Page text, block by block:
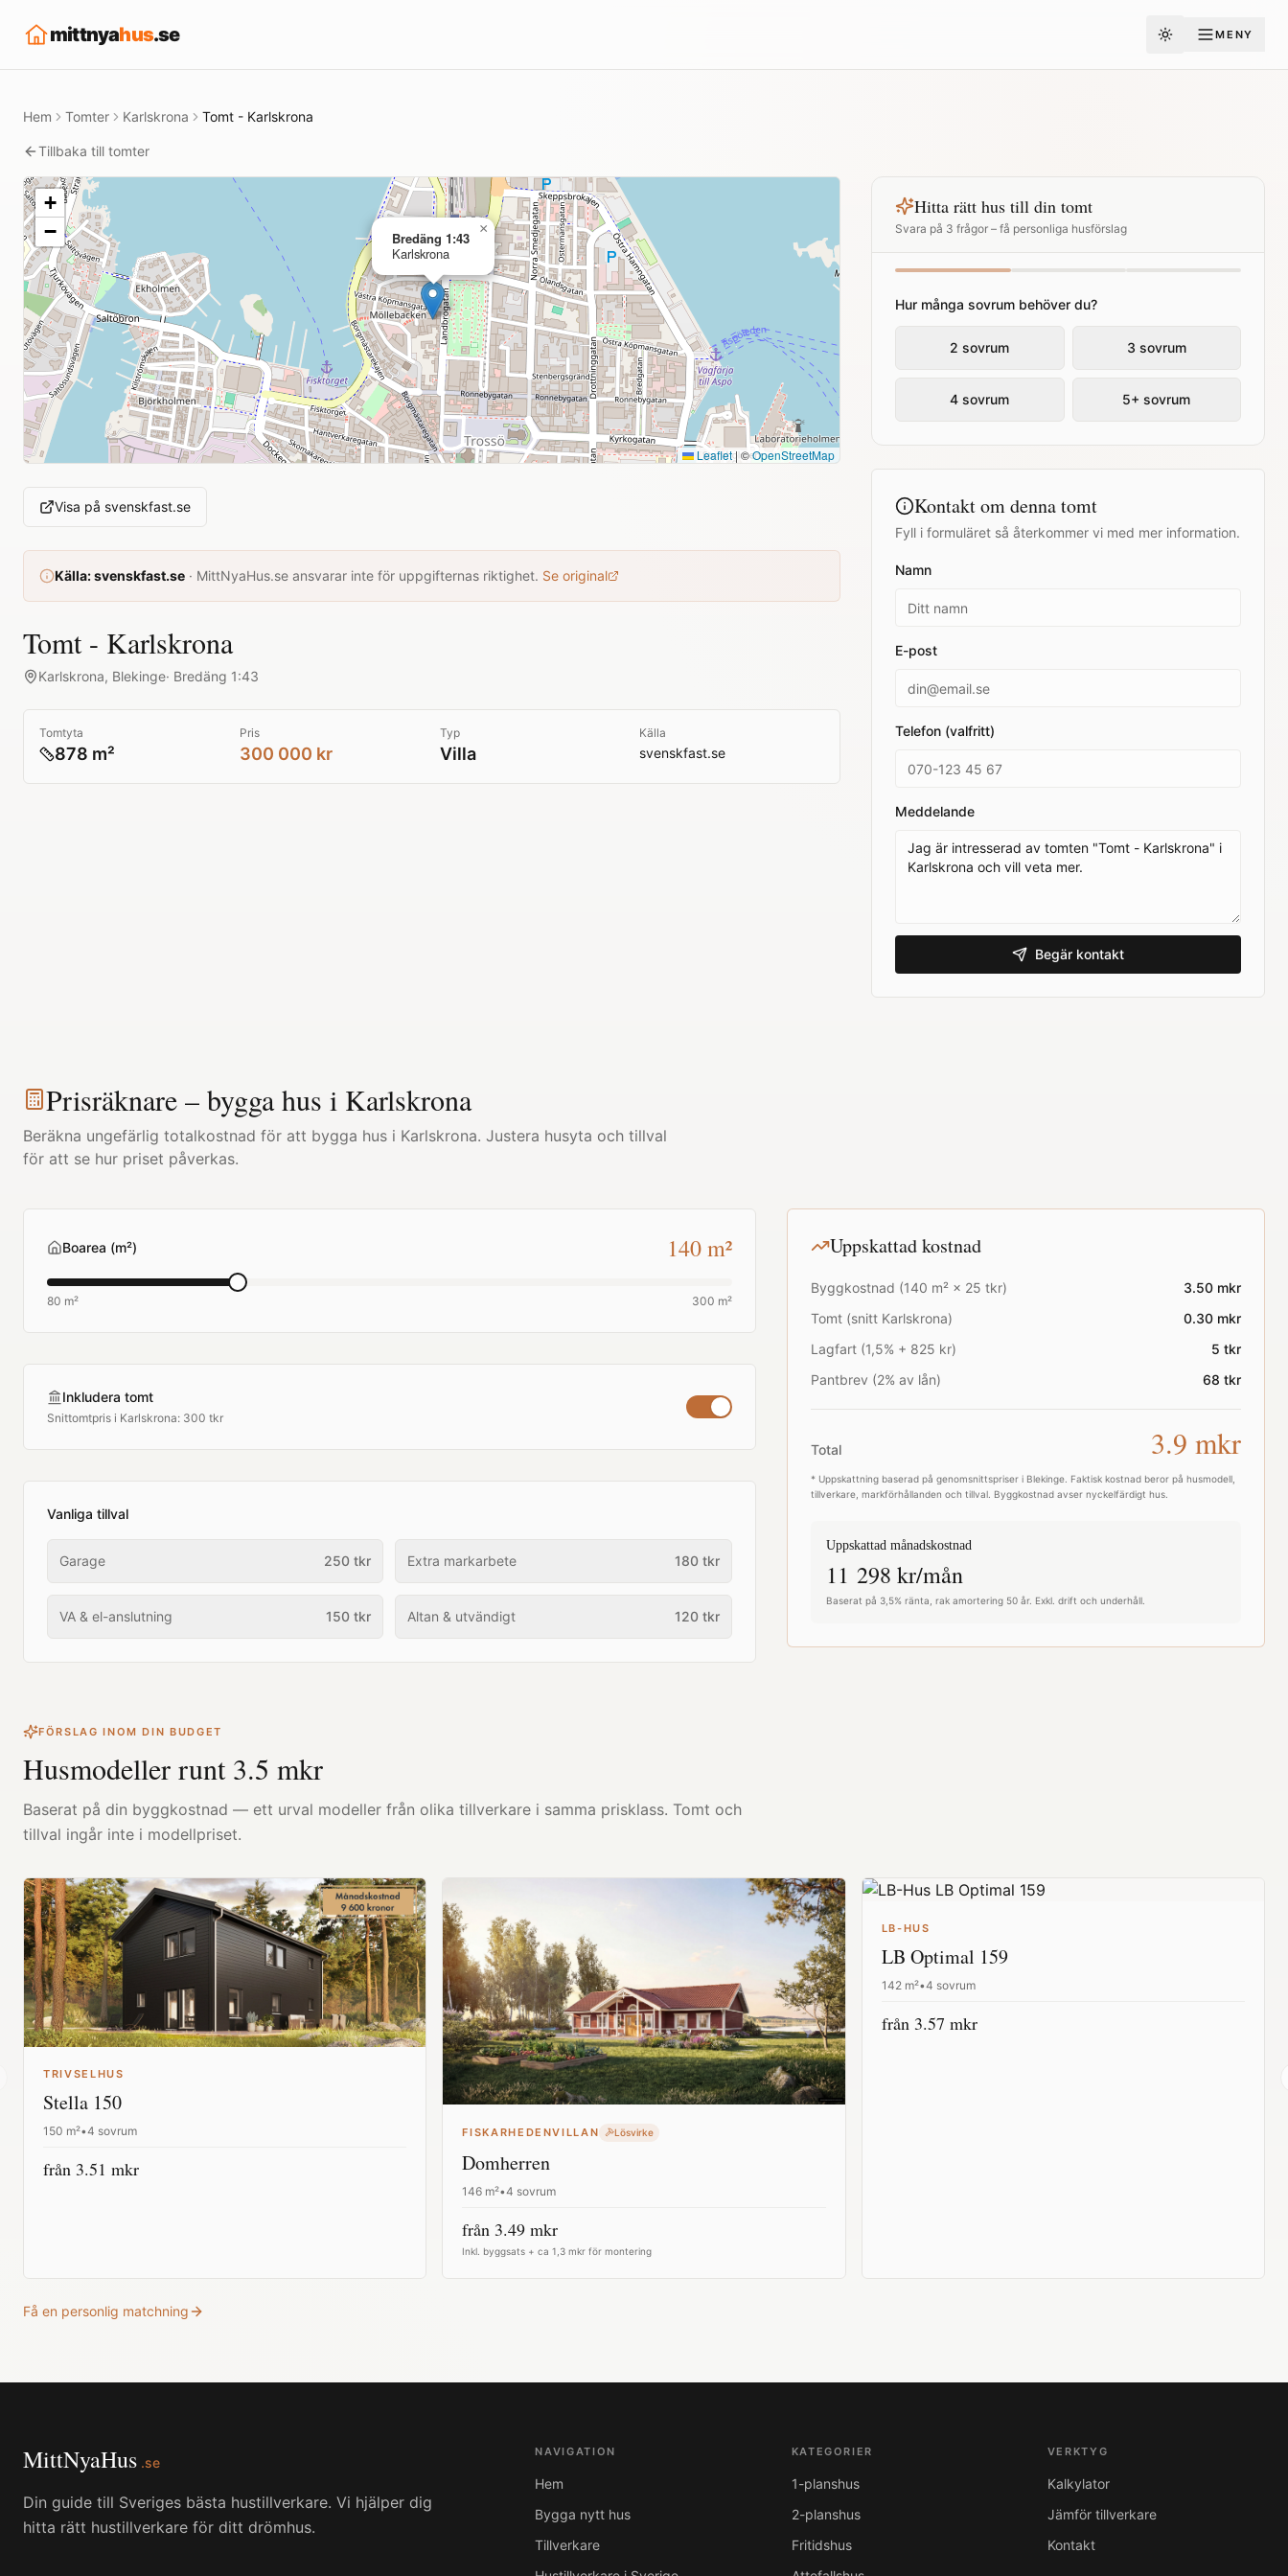
mittnyahus.se Toggle theme
MENY
Hem Tomter Karlskrona Tomt - Karlskrona
Tillbaka till tomter
Bredäng 1:43
Karlskrona
×
+
−
Leaflet| ©OpenStreetMap
Visa på svenskfast.se
Källa:svenskfast.se · MittNyaHus.se ansvarar inte för uppgifternas riktighet. Se original
Tomt - Karlskrona
Karlskrona, Blekinge· Bredäng 1:43
Tomtyta
878 m²
Pris
300 000 kr
Typ
Villa
Källa
svenskfast.se
Hitta rätt hus till din tomt
Svara på 3 frågor – få personliga husförslag
Hur många sovrum behöver du?
2 sovrum 3 sovrum
4 sovrum 5+ sovrum
Kontakt om denna tomt
Fyll i formuläret så återkommer vi med mer information.
Namn
E-post
Telefon (valfritt)
Meddelande
Begär kontakt
Prisräknare – bygga hus i Karlskrona
Beräkna ungefärlig totalkostnad för att bygga hus i Karlskrona. Justera husyta och tillval
för att se hur priset påverkas.
Boarea (m²) 140m²
80 m² 300 m²
Inkludera tomt
Snittomtpris i Karlskrona: 300 tkr
Vanliga tillval
Garage 250 tkr Extra markarbete 180tkr
VA & el-anslutning 150 tkr Altan & utvändigt 120tkr
Uppskattad kostnad
Byggkostnad (140 m² × 25 tkr) 3.50mkr
Tomt (snitt Karlskrona) 0.30mkr
Lagfart (1,5% + 825 kr)
5 tkr
Pantbrev (2% av lån)
68 tkr
Total 3.9 mkr
* Uppskattning baserad på genomsnittspriser i Blekinge. Faktisk kostnad beror på husmodell,
tillverkare, markförhållanden och tillval. Byggkostnad avser nyckelfärdigt hus.
Uppskattad månadskostnad
11 298 kr/mån
Baserat på 3,5% ränta, rak amortering 50 år. Exkl. drift och underhåll.
FÖRSLAG INOM DIN BUDGET
Husmodeller runt 3.5 mkr
Baserat på din byggkostnad — ett urval modeller från olika tillverkare i samma prisklass. Tomt och
tillval ingår inte i modellpriset.
TRIVSELHUS
Stella 150
150 m²•4 sovrum
från 3.51 mkr
FISKARHEDENVILLAN Lösvirke
Domherren
146 m²•4 sovrum
från 3.49 mkr
Inkl. byggsats + ca 1,3 mkr för montering
LB-HUS
LB Optimal 159
142m²•4 sovrum
från 3.57 mkr
Få en personlig matchning
MittNyaHus .se
Din guide till Sveriges bästa hustillverkare. Vi hjälper dig
hitta rätt hustillverkare för ditt drömhus.
NAVIGATION
Hem
Bygga nytt hus
Tillverkare
KATEGORIER
1-planshus
2-planshus
Fritidshus
VERKTYG
Kalkylator
Jämför tillverkare
Kontakt